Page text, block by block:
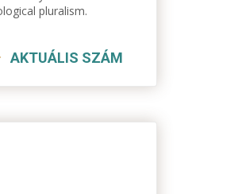
pluralism.
AKTUÁLIS SZÁM